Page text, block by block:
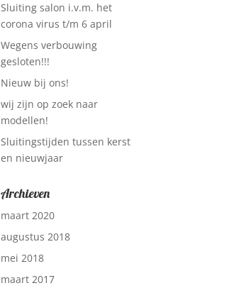
Sluiting salon i.v.m. het
corona virus t/m 6 april
Wegens verbouwing
gesloten!!!
Nieuw bij ons!
wij zijn op zoek naar
modellen!
Sluitingstijden tussen kerst
en nieuwjaar
Archieven
maart 2020
augustus 2018
mei 2018
maart 2017